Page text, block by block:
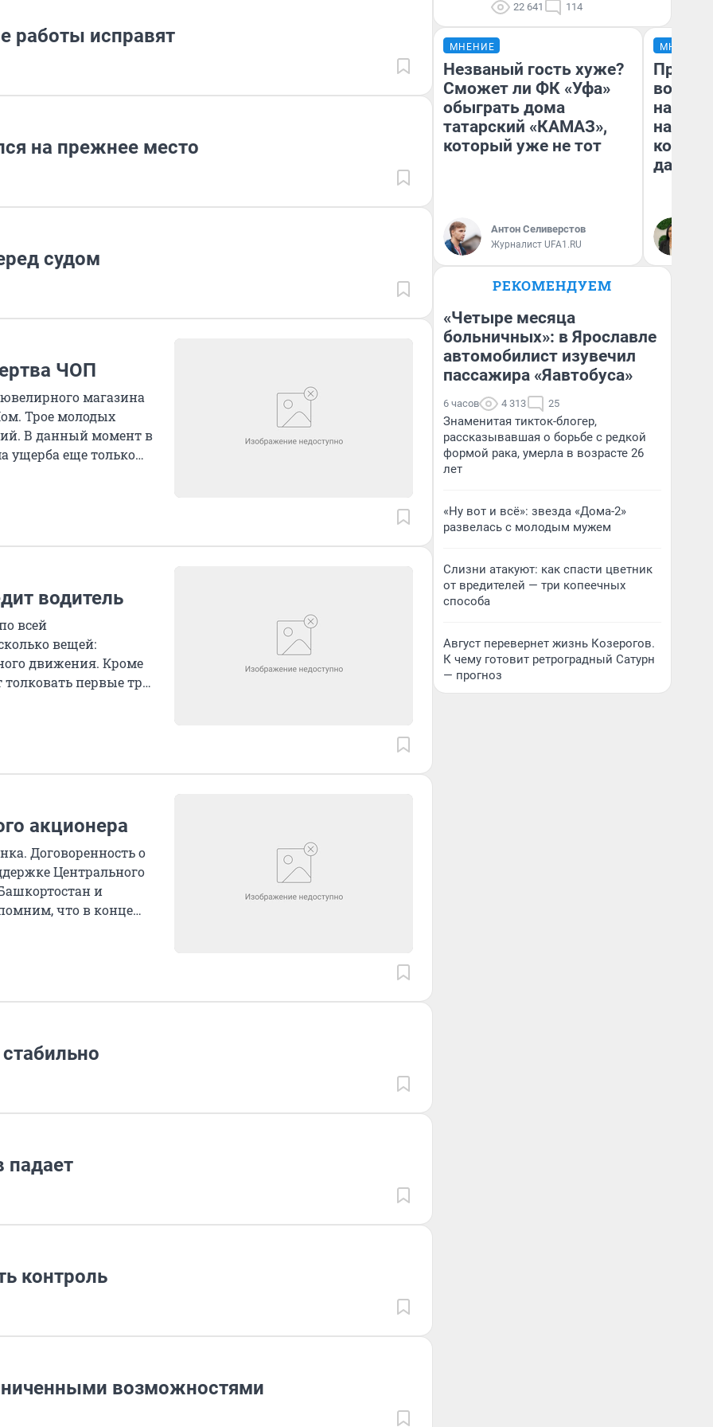
работы исправят
на прежнее место
судом
ЧОП
магазина
Трое молодых
В данный момент в
ущерба еще только
водитель
всей
вещей:
движения. Кроме
толковать первые три
акционера
Договоренность о
Центрального
и
что в конце
падает
контроль
возможностями
22 641 114
МНЕНИЕ
Незваный гость хуже?
Сможет ли ФК «Уфа»
обыграть дома
татарский «КАМАЗ»,
который уже не тот
Антон Селиверстов
Журналист UFA1.RU
МНЕНИЕ
нам
даже
РЕКОМЕНДУЕМ
«Четыре месяца
больничных»: в Ярославле
автомобилист изувечил
пассажира «Яавтобуса»
6 часов 4 313 25
Знаменитая тикток-блогер,
рассказывавшая о борьбе с редкой
формой рака, умерла в возрасте 26
лет
«Ну вот и всё»: звезда «Дома-2»
развелась с молодым мужем
Слизни атакуют: как спасти цветник
от вредителей — три копеечных
способа
Август перевернет жизнь Козерогов.
К чему готовит ретроградный Сатурн
— прогноз